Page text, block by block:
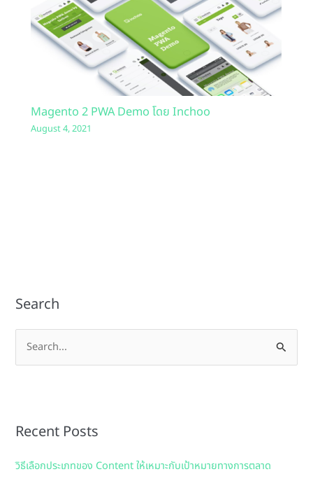
Magento 2 PWA Demo โดย Inchoo
August 4, 2021
Search
e
c
f
Recent Posts
วิธีเลือกประเภทของ Content ให้เหมาะกับเป้าหมายทางการตลาด